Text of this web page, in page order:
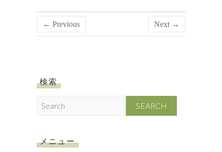
← Previous Next →
検索
c
メニュー